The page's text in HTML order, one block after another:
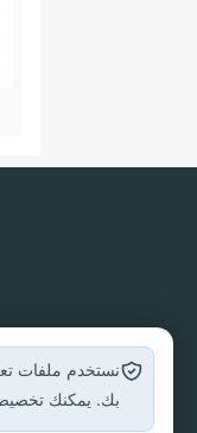
نستخدم ملفات
بك. يمكنك